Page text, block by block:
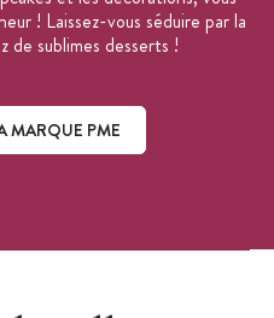
! Laissez-vous séduire par la
de sublimes desserts !
MARQUE PME